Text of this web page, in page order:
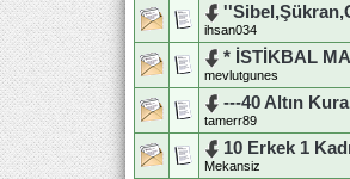
ihsan034
* İSTİKBAL
mevlutgunes
---40 Altın
tamerr89
10 Erkek 1
Mekansiz